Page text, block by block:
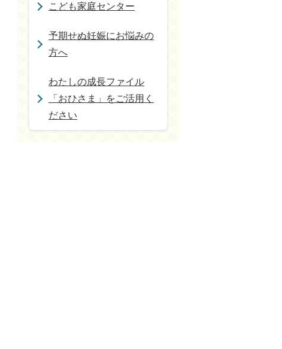
こども家庭センター
予期せぬ妊娠にお悩みの
方へ
わたしの成長ファイル
「おひさま」をご活用く
ださい